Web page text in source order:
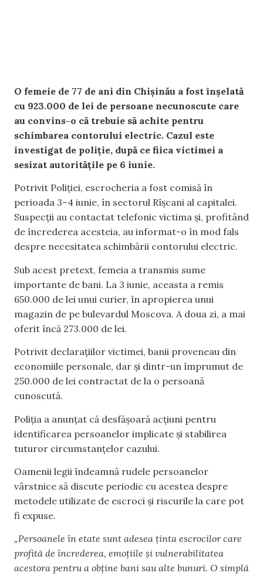
O femeie de 77 de ani din Chișinău a fost înșelată
cu 923.000 de lei de persoane necunoscute care
au convins-o că trebuie să achite pentru
schimbarea contorului electric. Cazul este
investigat de poliție, după ce fiica victimei a
sesizat autoritățile pe 6 iunie.
Potrivit Poliției, escrocheria a fost comisă în
perioada 3–4 iunie, în sectorul Rîșcani al capitalei.
Suspecții au contactat telefonic victima și, profitând
de încrederea acesteia, au informat-o în mod fals
despre necesitatea schimbării contorului electric.
Sub acest pretext, femeia a transmis sume
importante de bani. La 3 iunie, aceasta a remis
650.000 de lei unui curier, în apropierea unui
magazin de pe bulevardul Moscova. A doua zi, a mai
oferit încă 273.000 de lei.
Potrivit declarațiilor victimei, banii proveneau din
economiile personale, dar și dintr-un împrumut de
250.000 de lei contractat de la o persoană
cunoscută.
Poliția a anunțat că desfășoară acțiuni pentru
identificarea persoanelor implicate și stabilirea
tuturor circumstanțelor cazului.
Oamenii legii îndeamnă rudele persoanelor
vârstnice să discute periodic cu acestea despre
metodele utilizate de escroci și riscurile la care pot
fi expuse.
„Persoanele în etate sunt adesea ținta escrocilor care
profită de încrederea, emoțiile și vulnerabilitatea
acestora pentru a obține bani sau alte bunuri. O simplă